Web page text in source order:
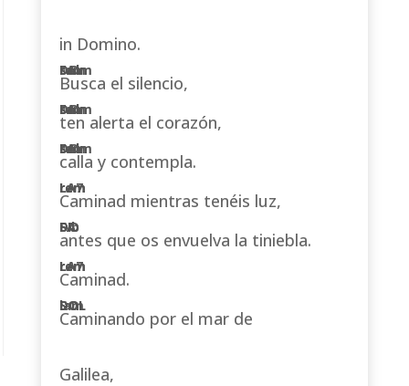
in Domino.
Busca el silencio,
ten alerta el corazón,
calla y contempla.
Caminad mientras tenéis luz,
antes que os envuelva la tiniebla.
Caminad.
Caminando por el mar de
Galilea,